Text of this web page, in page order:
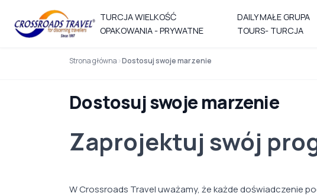
TURCJA WIELKOŚĆ
OPAKOWANIA - PRYWATNE
DAILY MAŁE GRUPA
TOURS- TURCJA
Strona główna Dostosuj swoje marzenie
Dostosuj swoje marzenie
Zaprojektuj swój
W Crossroads Travel uważamy, że każde doświadczenie